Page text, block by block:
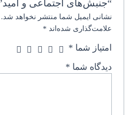
“جنبش‌های اجتماعی و
نشانی ایمیل شما منتشر نخواهد شد.
علامت‌گذاری شده‌اند *
امتیاز شما *
دیدگاه شما *